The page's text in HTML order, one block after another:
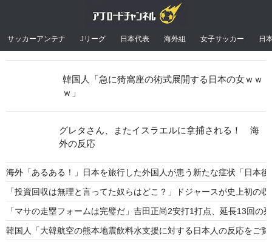
サッカーアンテナ Jリーグ 日本代表 海外組 女子サッカー 日
海外「あるある！」日本を旅行した外国人が患う新たな症状「日本
「投資回収は無理と言ってた奴らはどこ？」ドジャースが史上初の
「マサの走塁フォームは完璧だ」吉田正尚2安打1打点、延長13回
韓国人「大韓航空の熊本地震飲料水支援に対する日本人の反応をご
韓国人「急に猗窩座の術式展開する日本の女ｗｗ
ｗ」
グレタさん、またイスラエルに拿捕される！ 海
外の反応